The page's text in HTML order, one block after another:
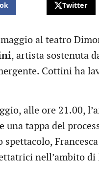
Twitter
al teatro
, artista sostenuta
Cottini ha
alle ore 21.00,
una tappa del
spettacolo,
nell’ambito